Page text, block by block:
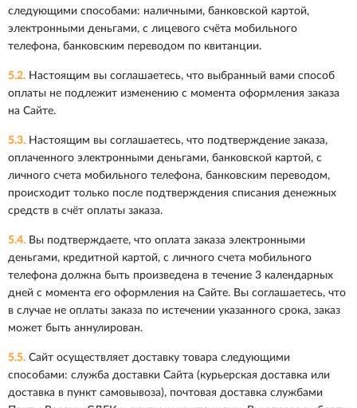
следующими способами: наличными, банковской картой,
электронными деньгами, с лицевого счёта мобильного
телефона, банковским переводом по квитанции.
5.2. Настоящим вы соглашаетесь, что выбранный вами способ
оплаты не подлежит изменению с момента оформления заказа
на Сайте.
5.3. Настоящим вы соглашаетесь, что подтверждение заказа,
оплаченного электронными деньгами, банковской картой, с
личного счета мобильного телефона, банковским переводом,
происходит только после подтверждения списания денежных
средств в счёт оплаты заказа.
5.4. Вы подтверждаете, что оплата заказа электронными
деньгами, кредитной картой, с личного счета мобильного
телефона должна быть произведена в течение 3 календарных
дней с момента его оформления на Сайте. Вы соглашаетесь, что
в случае не оплаты заказа по истечении указанного срока, заказ
может быть аннулирован.
5.5. Сайт осуществляет доставку товара следующими
способами: служба доставки Сайта (курьерская доставка или
доставка в пункт самовывоза), почтовая доставка службами